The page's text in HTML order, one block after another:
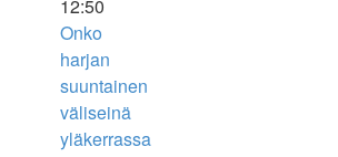
12:50
Onko
harjan
suuntainen
väliseinä
yläkerrassa